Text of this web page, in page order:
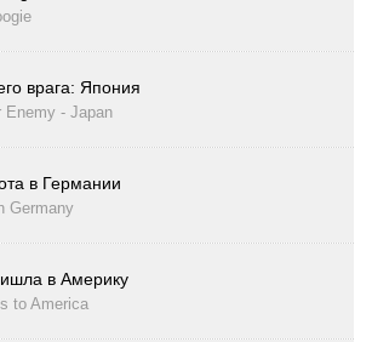
врага: Япония
Enemy - Japan
в Германии
Germany
в Америку
to America